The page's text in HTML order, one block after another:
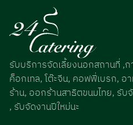
รับบริการจัดเลี้ยงนอกสถานที่ ,
ค็อกเทล, โต๊ะจีน, คอฟฟี่เบรก,
ร้าน, ออกร้านสาธิตขนมไทย, รั
, รับจัดงานปีใหม่นะ